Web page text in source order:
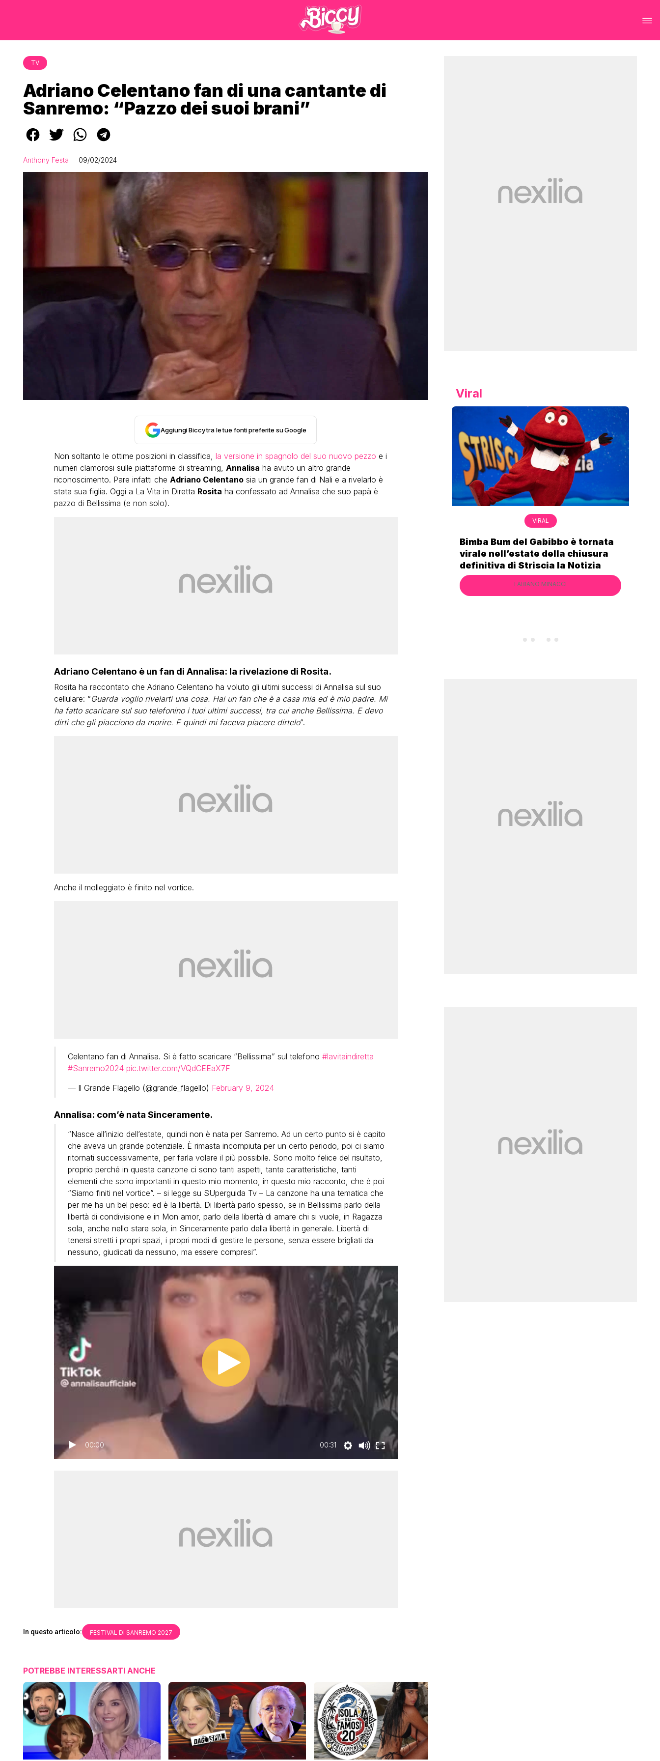
TV
Adriano Celentano fan di una cantante di
Sanremo: “Pazzo dei suoi brani”
Anthony Festa 09/02/2024
Aggiungi Biccy tra le tue fonti preferite su Google
Non soltanto le ottime posizioni in classifica, la versione in spagnolo del suo nuovo pezzo e i
numeri clamorosi sulle piattaforme di streaming, Annalisa ha avuto un altro grande
riconoscimento. Pare infatti che Adriano Celentanosia un grande fan di Nali e a rivelarlo è
stata sua figlia. Oggi a La Vita in Diretta Rosita ha confessato ad Annalisa che suo papà è
pazzo di Bellissima (e non solo).
Adriano Celentano è un fan di Annalisa: la rivelazione di Rosita.
Rosita ha raccontato che Adriano Celentano ha voluto gli ultimi successi di Annalisa sul suo
cellulare: “Guarda voglio rivelarti una cosa. Hai un fan che è a casa mia ed è mio padre. Mi
ha fatto scaricare sul suo telefonino i tuoi ultimi successi, tra cui anche Bellissima. E devo
dirti che gli piacciono da morire. E quindi mi faceva piacere dirtelo“.
Anche il molleggiato è finito nel vortice.
Celentano fan di Annalisa. Si è fatto scaricare “Bellissima” sul telefono #lavitaindiretta
#Sanremo2024 pic.twitter.com/VQdCEEaX7F
— Il Grande Flagello (@grande_flagello) February 9, 2024
Annalisa: com’è nata Sinceramente.
“Nasce all’inizio dell’estate, quindi non è nata per Sanremo. Ad un certo punto si è capito
che aveva un grande potenziale. È rimasta incompiuta per un certo periodo, poi ci siamo
ritornati successivamente, per farla volare il più possibile. Sono molto felice del risultato,
proprio perché in questa canzone ci sono tanti aspetti, tante caratteristiche, tanti
elementi che sono importanti in questo mio momento, in questo mio racconto, che è poi
“Siamo finiti nel vortice”. – si legge su SUperguida Tv – La canzone ha una tematica che
per me ha un bel peso: ed è la libertà. Di libertà parlo spesso, se in Bellissima parlo della
libertà di condivisione e in Mon amor, parlo della libertà di amare chi si vuole, in Ragazza
sola, anche nello stare sola, in Sinceramente parlo della libertà in generale. Libertà di
tenersi stretti i propri spazi, i propri modi di gestire le persone, senza essere brigliati da
nessuno, giudicati da nessuno, ma essere compresi”.
00:00 00:31
In questo articolo: FESTIVAL DI SANREMO 2027
POTREBBE INTERESSARTI ANCHE
Viral
VIRAL
Bimba Bum del Gabibbo è tornata
virale nell’estate della chiusura
definitiva di Striscia la Notizia
FABIANO MINACCI